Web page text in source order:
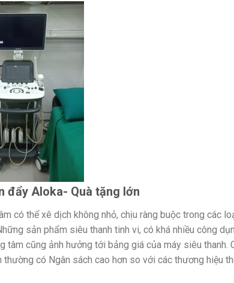
đẩy Aloka- Quà tặng lớn
có thể xê dịch không nhỏ, chịu ràng buộc trong các
sản phẩm siêu thanh tinh vi, có khá nhiều công
tâm cũng ảnh hưởng tới bảng giá của máy siêu thanh.
có Ngân sách cao hơn so với các thương hiệu